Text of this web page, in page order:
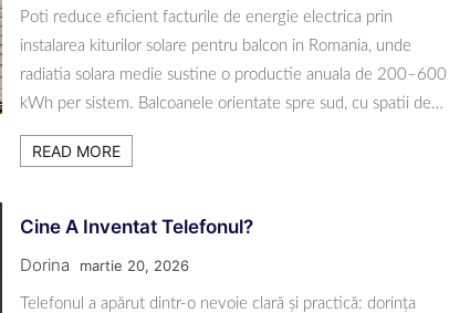
Poti reduce eficient facturile de energie electrica prin
instalarea kiturilor solare pentru balcon in Romania, unde
radiatia solara medie sustine o productie anuala de 200–600
kWh per sistem. Balcoanele orientate spre sud, cu spatii de…
READ MORE
Cine A Inventat Telefonul?
Dorina martie 20, 2026
Telefonul a apărut dintr-o nevoie clară și practică: dorința